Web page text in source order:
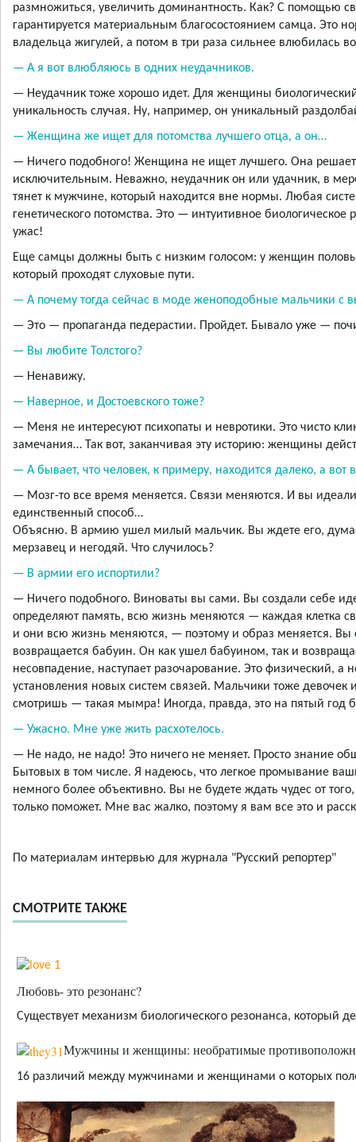
размножиться, увеличить доминантность. Как? С помощью
гарантируется материальным благосостоянием самца. Это
владельца жигулей, а потом в три раза сильнее влюбилась
— А я вот влюбляюсь в одних неудачников.
— Неудачник тоже хорошо идет. Для женщины
уникальность случая. Ну, например, он уникальный
— Женщина же ищет для потомства лучшего отца, а он…
— Ничего подобного! Женщина не ищет лучшего. Она
исключительным. Неважно, неудачник он или удачник, в
тянет к мужчине, который находится вне нормы. Любая
генетического потомства. Это — интуитивное
ужас!
Еще самцы должны быть с низким голосом: у женщин
который проходят слуховые пути.
— А почему тогда сейчас в моде женоподобные мальчики с
— Это — пропаганда педерастии. Пройдет. Бывало уже —
— Вы любите Толстого?
— Ненавижу.
— Наверное, и Достоевского тоже?
— Меня не интересуют психопаты и невротики. Это чисто
замечания… Так вот, заканчивая эту историю: женщины
— А бывает, что человек, к примеру, находится далеко, а вот
— Мозг-то все время меняется. Связи меняются. И вы
единственный способ…
Объясню. В армию ушел милый мальчик. Вы ждете его,
мерзавец и негодяй. Что случилось?
— В армии его испортили?
— Ничего подобного. Виноваты вы сами. Вы создали себе
определяют память, всю жизнь меняются — каждая клетка
и они всю жизнь меняются, — поэтому и образ меняется. Вы
возвращается бабуин. Он как ушел бабуином, так и
несовпадение, наступает разочарование. Это физический, а
установления новых систем связей. Мальчики тоже девочек
смотришь — такая мымра! Иногда, правда, это на пятый год
— Ужасно. Мне уже жить расхотелось.
— Не надо, не надо! Это ничего не меняет. Просто знание
Бытовых в том числе. Я надеюсь, что легкое промывание
немного более объективно. Вы не будете ждать чудес от
только поможет. Мне вас жалко, поэтому я вам все это и
По материалам интервью для журнала "Русский репортер"
СМОТРИТЕ ТАКЖЕ
Любовь- это резонанс?
Существует механизм биологического резонанса, который
Мужчины и женщины: необратимые
16 различий между мужчинами и женщинами о которых